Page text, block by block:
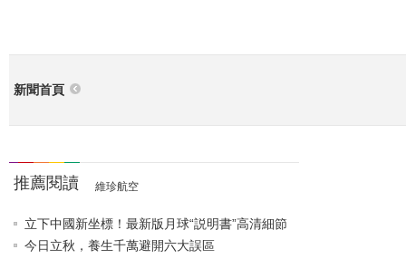
新聞首頁
推薦閱讀 維珍航空
立下中國新坐標！最新版月球“説明書”高清細節
圖來了
今日立秋，養生千萬避開六大誤區